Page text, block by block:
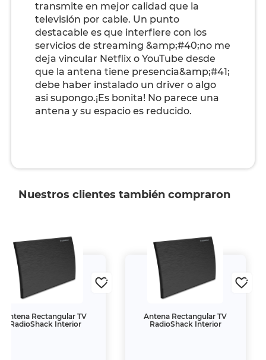
transmite en mejor calidad que la
televisión por cable. Un punto
destacable es que interfiere con los
servicios de streaming &amp;#40;no me
deja vincular Netflix o YouTube desde
que la antena tiene presencia&amp;#41;
debe haber instalado un driver o algo
asi supongo.¡Es bonita! No parece una
antena y su espacio es reducido.
Nuestros clientes también compraron
Antena Rectangular TV
RadioShack Interior
Antena Rectangular TV
RadioShack Interior